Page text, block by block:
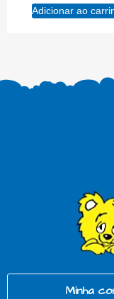
Adicionar ao
Minha